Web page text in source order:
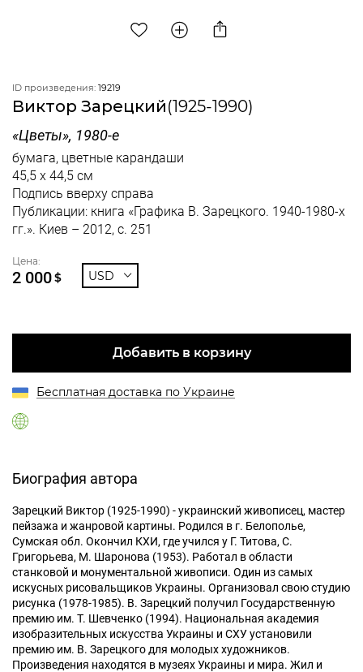
ID произведения: 19219
Виктор Зарецкий(1925-1990)
«Цветы», 1980-е
бумага, цветные карандаши
45,5 x 44,5 см
Подпись вверху справа
Публикации: книга «Графика В. Зарецкого. 1940-1980-х
гг.». Киев – 2012, с. 251
Цена:
2 000$ USD
Добавить в корзину
Бесплатная доставка по Украине
Биография автора
Зарецкий Виктор (1925-1990) - украинский живописец, мастер
пейзажа и жанровой картины. Родился в г. Белополье,
Сумская обл. Окончил КХИ, где учился у Г. Титова, С.
Григорьева, М. Шаронова (1953). Работал в области
станковой и монументальной живописи. Один из самых
искусных рисовальщиков Украины. Организовал свою студию
рисунка (1978-1985). В. Зарецкий получил Государственную
премию им. Т. Шевченко (1994). Национальная академия
изобразительных искусства Украины и СХУ установили
премию им. В. Зарецкого для молодых художников.
Произведения находятся в музеях Украины и мира. Жил и